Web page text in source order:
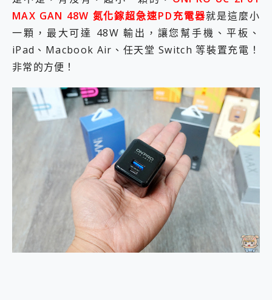
MAX GAN 48W 氮化鎵超急速PD充電器就是這麼小
一顆，最大可達 48W 輸出，讓您幫手機、平板、
iPad、Macbook Air、任天堂 Switch 等裝置充電！
非常的方便！